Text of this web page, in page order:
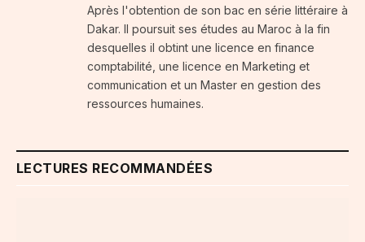
Après l'obtention de son bac en série littéraire à
Dakar. Il poursuit ses études au Maroc à la fin
desquelles il obtint une licence en finance
comptabilité, une licence en Marketing et
communication et un Master en gestion des
ressources humaines.
LECTURES RECOMMANDÉES